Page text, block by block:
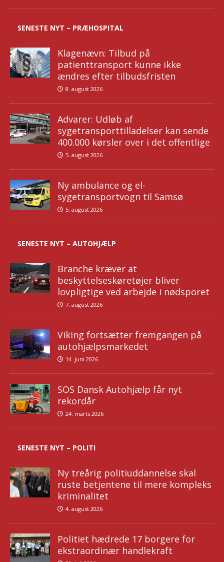
SENESTE NYT – PRÆHOSPITAL
Klagenævn: Tilbud på
patienttransport kunne ikke
ændres efter tilbudsfristen
8. august 2026
Advarer: Udløb af
sygetransporttilladelser kan sende
400.000 kørsler over i det offentlige
5. august 2026
Ny ambulance og el-
sygetransportvogn til Samsø
5. august 2026
SENESTE NYT – AUTOHJÆLP
Branche kræver at
beskyttelseskøretøjer bliver
lovpligtige ved arbejde i nødsporet
7. august 2026
Viking fortsætter fremgangen på
autohjælpsmarkedet
14. juni 2026
SOS Dansk Autohjælp får nyt
rekordår
24. marts 2026
SENESTE NYT – POLITI
Ny treårig politiuddannelse skal
ruste betjentene til mere kompleks
kriminalitet
4. august 2026
Politiet hædrede 17 borgere for
ekstraordinær handlekraft